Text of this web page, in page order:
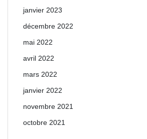
janvier 2023
décembre 2022
mai 2022
avril 2022
mars 2022
janvier 2022
novembre 2021
octobre 2021